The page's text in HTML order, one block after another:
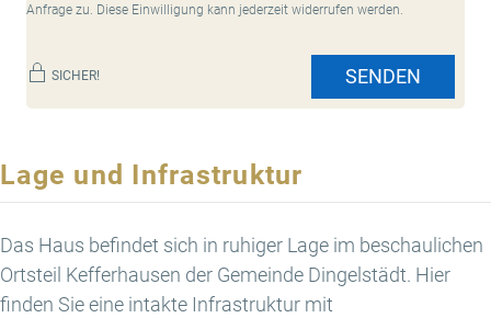
Anfrage zu. Diese Einwilligung kann jederzeit widerrufen werden.
SICHER! SENDEN
Lage und Infrastruktur
Das Haus befindet sich in ruhiger Lage im beschaulichen
Ortsteil Kefferhausen der Gemeinde Dingelstädt. Hier
finden Sie eine intakte Infrastruktur mit